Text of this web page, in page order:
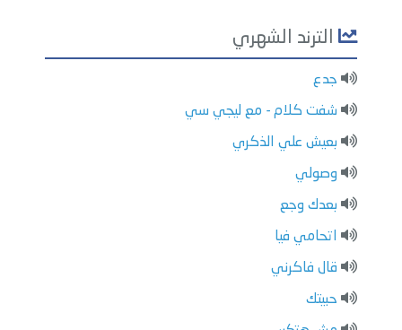
الترند الشهري
جدع
شفت كلام - مع ليجي سي
بعيش علي الذكري
وصولي
بعدك وجع
اتحامي فيا
قال فاكرني
حبيتك